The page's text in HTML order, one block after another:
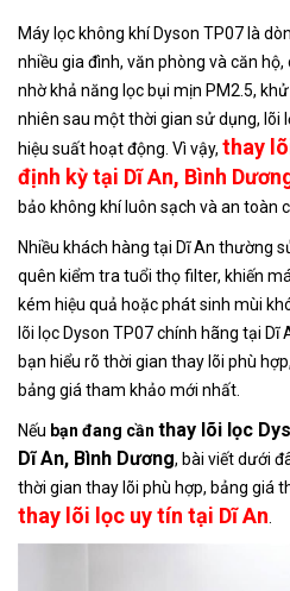
Máy lọc không khí Dyson TP07 là
nhiều gia đình, văn phòng và căn
nhờ khả năng lọc bụi mịn PM2.5,
nhiên sau một thời gian sử dụng, lõi
hiệu suất hoạt động. Vì vậy, thay
định kỳ tại Dĩ An, Bình
bảo không khí luôn sạch và an toàn
Nhiều khách hàng tại Dĩ An thường
quên kiểm tra tuổi thọ filter, khiến
kém hiệu quả hoặc phát sinh mùi
lõi lọc Dyson TP07 chính hãng tại Dĩ
bạn hiểu rõ thời gian thay lõi phù
bảng giá tham khảo mới nhất.
Nếu bạn đang cần thay lõi lọc
Dĩ An, Bình Dương, bài viết dưới
thời gian thay lõi phù hợp, bảng giá
thay lõi lọc uy tín tại Dĩ An